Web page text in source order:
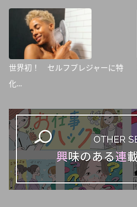
世界初！ セルフプレジャーに特
化...